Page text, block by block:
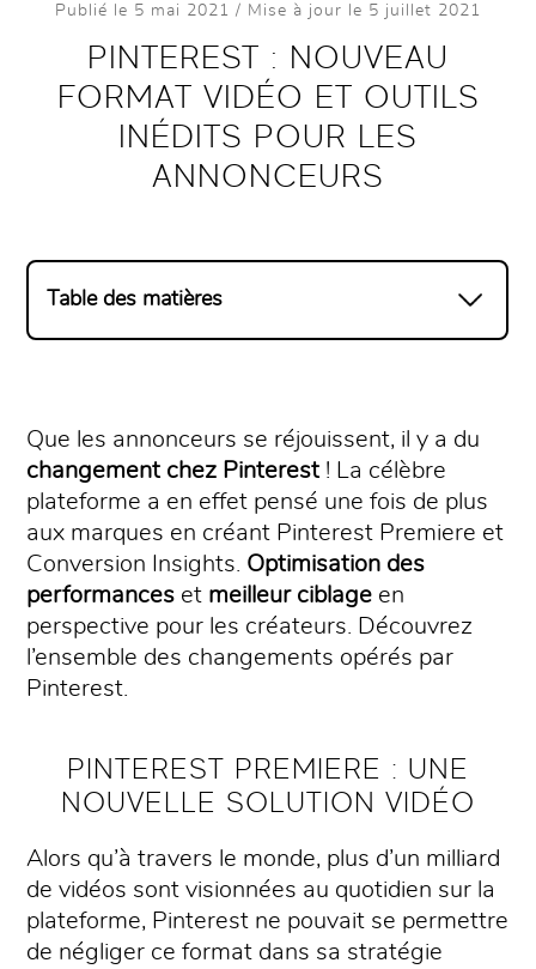
Publié le 5 mai 2021 / Mise à jour le 5 juillet 2021
PINTEREST : NOUVEAU
FORMAT VIDÉO ET OUTILS
INÉDITS POUR LES
ANNONCEURS
Table des matières
Que les annonceurs se réjouissent, il y a du
changement chez Pinterest ! La célèbre
plateforme a en effet pensé une fois de plus
aux marques en créant Pinterest Premiere et
Conversion Insights. Optimisation des
performances et meilleur ciblage en
perspective pour les créateurs. Découvrez
l’ensemble des changements opérés par
Pinterest.
PINTEREST PREMIERE : UNE
NOUVELLE SOLUTION VIDÉO
Alors qu’à travers le monde, plus d’un milliard
de vidéos sont visionnées au quotidien sur la
plateforme, Pinterest ne pouvait se permettre
de négliger ce format dans sa stratégie